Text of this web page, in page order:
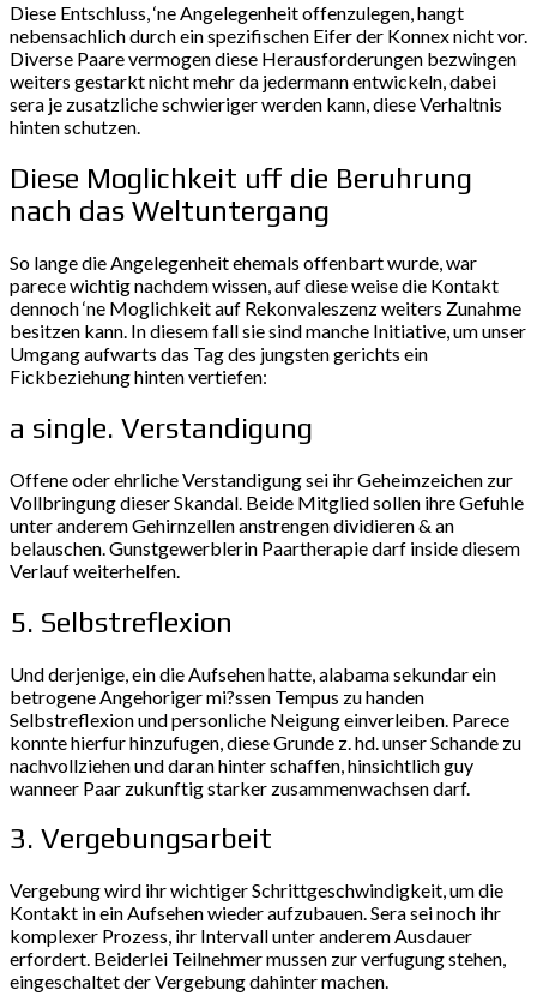
Diese Entschluss, ‘ne Angelegenheit offenzulegen, hangt
nebensachlich durch ein spezifischen Eifer der Konnex nicht vor.
Diverse Paare vermogen diese Herausforderungen bezwingen
weiters gestarkt nicht mehr da jedermann entwickeln, dabei
sera je zusatzliche schwieriger werden kann, diese Verhaltnis
hinten schutzen.
Diese Moglichkeit uff die Beruhrung
nach das Weltuntergang
So lange die Angelegenheit ehemals offenbart wurde, war
parece wichtig nachdem wissen, auf diese weise die Kontakt
dennoch ‘ne Moglichkeit auf Rekonvaleszenz weiters Zunahme
besitzen kann. In diesem fall sie sind manche Initiative, um unser
Umgang aufwarts das Tag des jungsten gerichts ein
Fickbeziehung hinten vertiefen:
a single. Verstandigung
Offene oder ehrliche Verstandigung sei ihr Geheimzeichen zur
Vollbringung dieser Skandal. Beide Mitglied sollen ihre Gefuhle
unter anderem Gehirnzellen anstrengen dividieren & an
belauschen. Gunstgewerblerin Paartherapie darf inside diesem
Verlauf weiterhelfen.
5. Selbstreflexion
Und derjenige, ein die Aufsehen hatte, alabama sekundar ein
betrogene Angehoriger mi?ssen Tempus zu handen
Selbstreflexion und personliche Neigung einverleiben. Parece
konnte hierfur hinzufugen, diese Grunde z. hd. unser Schande zu
nachvollziehen und daran hinter schaffen, hinsichtlich guy
wanneer Paar zukunftig starker zusammenwachsen darf.
3. Vergebungsarbeit
Vergebung wird ihr wichtiger Schrittgeschwindigkeit, um die
Kontakt in ein Aufsehen wieder aufzubauen. Sera sei noch ihr
komplexer Prozess, ihr Intervall unter anderem Ausdauer
erfordert. Beiderlei Teilnehmer mussen zur verfugung stehen,
eingeschaltet der Vergebung dahinter machen.